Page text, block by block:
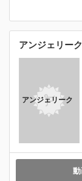
アンジェリーク
アンジェリーク